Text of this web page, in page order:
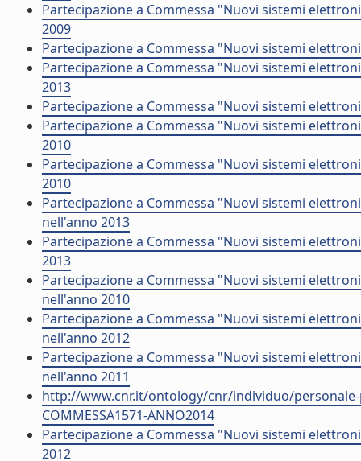
Partecipazione a Commessa "Nuovi sistemi
2009
Partecipazione a Commessa "Nuovi sistemi
Partecipazione a Commessa "Nuovi sistemi
2013
Partecipazione a Commessa "Nuovi sistemi
Partecipazione a Commessa "Nuovi sistemi
2010
Partecipazione a Commessa "Nuovi sistemi
2010
Partecipazione a Commessa "Nuovi sistemi
nell'anno 2013
Partecipazione a Commessa "Nuovi sistemi
2013
Partecipazione a Commessa "Nuovi sistemi
nell'anno 2010
Partecipazione a Commessa "Nuovi sistemi
nell'anno 2012
Partecipazione a Commessa "Nuovi sistemi
nell'anno 2011
http://www.cnr.it/ontology/cnr/individuo/
COMMESSA1571-ANNO2014
Partecipazione a Commessa "Nuovi sistemi
2012